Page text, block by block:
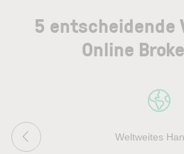
5 entscheidende
Online
Weltweites